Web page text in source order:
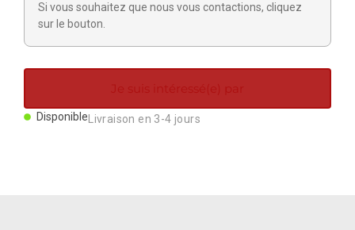
Figurines
Si vous souhaitez que nous vous contactions, cliquez
sur le bouton.
Je suis intéressé(e) par
DisponibleLivraison en 3-4 jours